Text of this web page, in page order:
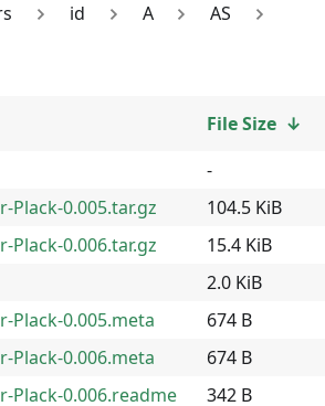
id A
AS
File Size ↓
-
Plack-0.005.tar.gz
104.5 KiB
Plack-0.006.tar.gz
15.4 KiB
2.0 KiB
Plack-0.005.meta
674 B
Plack-0.006.meta
674 B
Plack-0.006.readme
342 B